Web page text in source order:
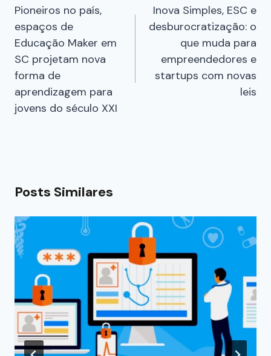
Pioneiros no país,
espaços de
Educação Maker em
SC projetam nova
forma de
aprendizagem para
jovens do século XXI
Inova Simples, ESC e
desburocratização: o
que muda para
empreendedores e
startups com novas
leis
Posts Similares